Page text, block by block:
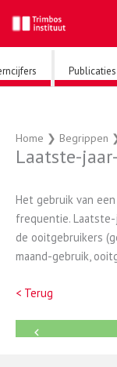
naar
de
inhoud
Publicaties
Home ❯ Begrippen
Laatste-
Het gebruik van
frequentie.
de ooitgebruikers
maand-gebruik,
< Terug
←